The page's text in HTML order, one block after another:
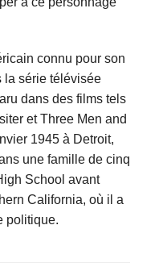
connu pour son
la série télévisée
dans des films tels
et Three Men and
1945 à Detroit,
une famille de cinq
School avant
California, où il a
politique.